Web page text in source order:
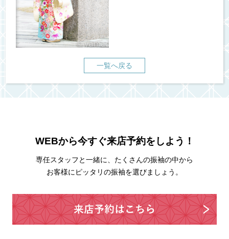
一覧へ戻る
WEBから今すぐ来店予約をしよう！
専任スタッフと一緒に、たくさんの振袖の中から
お客様にピッタリの振袖を選びましょう。